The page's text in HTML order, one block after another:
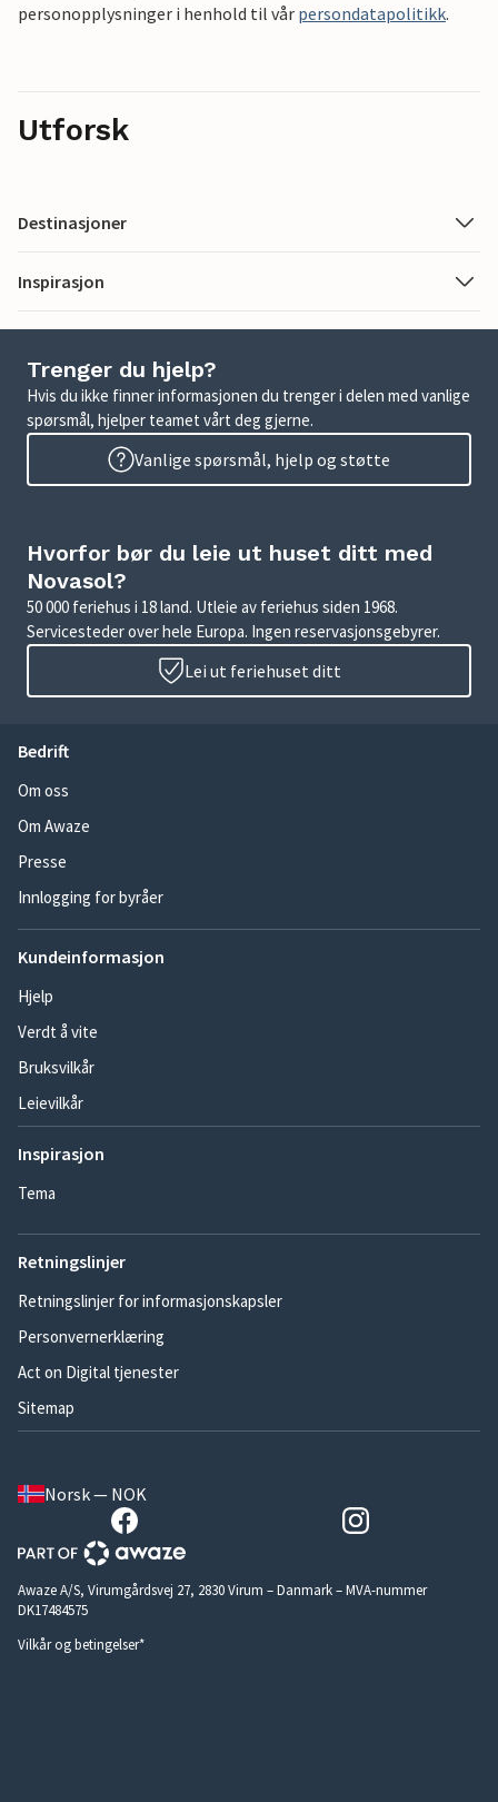
personopplysninger i henhold til vår persondatapolitikk.
Utforsk
Destinasjoner
Inspirasjon
Trenger du hjelp?
Hvis du ikke finner informasjonen du trenger i delen med vanlige
spørsmål, hjelper teamet vårt deg gjerne.
Vanlige spørsmål, hjelp og støtte
Hvorfor bør du leie ut huset ditt med
Novasol?
50 000 feriehus i 18 land. Utleie av feriehus siden 1968.
Servicesteder over hele Europa. Ingen reservasjonsgebyrer.
Lei ut feriehuset ditt
Bedrift
Om oss
Om Awaze
Presse
Innlogging for byråer
Kundeinformasjon
Hjelp
Verdt å vite
Bruksvilkår
Leievilkår
Inspirasjon
Tema
Retningslinjer
Retningslinjer for informasjonskapsler
Personvernerklæring
Act on Digital tjenester
Sitemap
Norsk — NOK
Awaze A/S, Virumgårdsvej 27, 2830 Virum – Danmark – MVA-nummer
DK17484575
Vilkår og betingelser*